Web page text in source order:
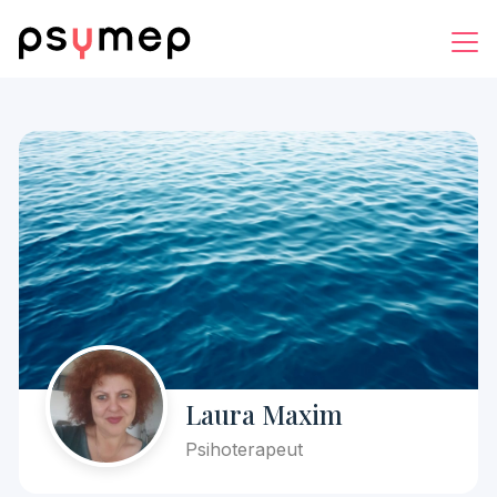
Laura Maxim
Psihoterapeut